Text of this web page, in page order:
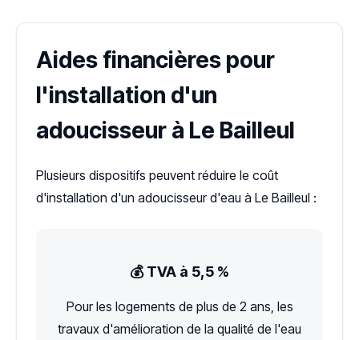
Aides financières pour
l'installation d'un
adoucisseur à Le Bailleul
Plusieurs dispositifs peuvent réduire le coût
d'installation d'un adoucisseur d'eau à Le Bailleul :
💰 TVA à 5,5 %
Pour les logements de plus de 2 ans, les
travaux d'amélioration de la qualité de l'eau